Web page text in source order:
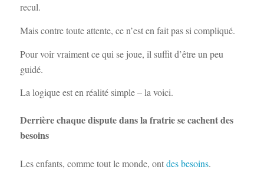
recul.
Mais contre toute attente, ce n’est en fait pas si compliqué.
Pour voir vraiment ce qui se joue, il suffit d’être un peu
guidé.
La logique est en réalité simple – la voici.
Derrière chaque dispute dans la fratrie se cachent des
besoins
Les enfants, comme tout le monde, ontdes besoins.